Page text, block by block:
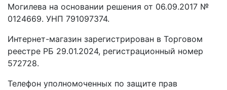
Могилева на основании решения от 06.09.2017 №
0124669. УНП 791097374.
Интернет-магазин зарегистрирован в Торговом
реестре РБ 29.01.2024, регистрационный номер
572728.
Телефон уполномоченных по защите прав